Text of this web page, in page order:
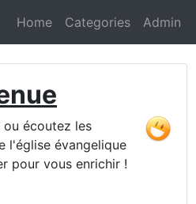
Home Categories Admin
ou écoutez les
l'église évangelique
pour vous enrichir !